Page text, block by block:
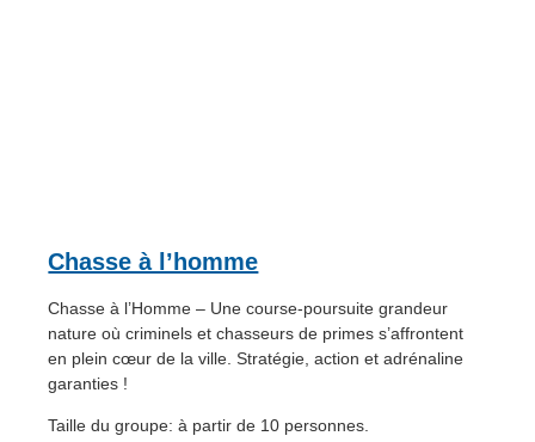
Chasse à l’homme
Chasse à l’Homme – Une course-poursuite grandeur
nature où criminels et chasseurs de primes s’affrontent
en plein cœur de la ville. Stratégie, action et adrénaline
garanties !
Taille du groupe: à partir de 10 personnes.